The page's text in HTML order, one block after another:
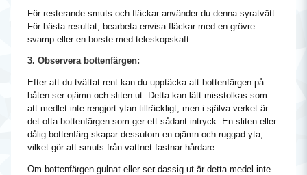
För resterande smuts och fläckar använder du denna syratvätt.
För bästa resultat, bearbeta envisa fläckar med en grövre
svamp eller en borste med teleskopskaft.
3. Observera bottenfärgen:
Efter att du tvättat rent kan du upptäcka att bottenfärgen på
båten ser ojämn och sliten ut. Detta kan lätt misstolkas som
att medlet inte rengjort ytan tillräckligt, men i själva verket är
det ofta bottenfärgen som ger ett sådant intryck. En sliten eller
dålig bottenfärg skapar dessutom en ojämn och ruggad yta,
vilket gör att smuts från vattnet fastnar hårdare.
Om bottenfärgen gulnat eller ser dassig ut är detta medel inte